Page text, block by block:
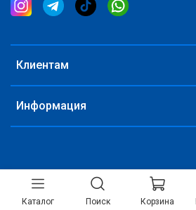
Клиентам
Информация
Каталог Поиск Корзина